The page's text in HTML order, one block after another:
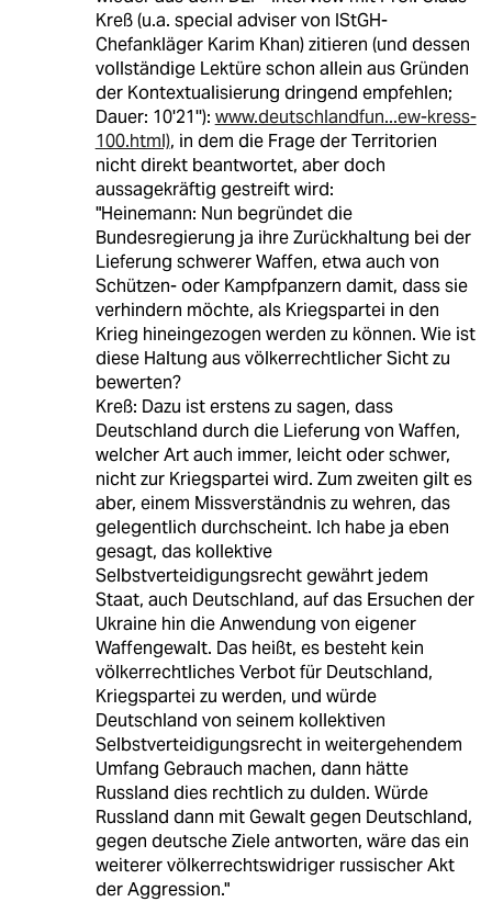
Kreß (u.a. special adviser von IStGH-
Chefankläger Karim Khan) zitieren (und dessen
vollständige Lektüre schon allein aus Gründen
der Kontextualisierung dringend empfehlen;
Dauer: 10'21''): www.deutschlandfun...ew-kress-
100.html), in dem die Frage der Territorien
nicht direkt beantwortet, aber doch
aussagekräftig gestreift wird:
"Heinemann: Nun begründet die
Bundesregierung ja ihre Zurückhaltung bei der
Lieferung schwerer Waffen, etwa auch von
Schützen- oder Kampfpanzern damit, dass sie
verhindern möchte, als Kriegspartei in den
Krieg hineingezogen werden zu können. Wie ist
diese Haltung aus völkerrechtlicher Sicht zu
bewerten?
Kreß: Dazu ist erstens zu sagen, dass
Deutschland durch die Lieferung von Waffen,
welcher Art auch immer, leicht oder schwer,
nicht zur Kriegspartei wird. Zum zweiten gilt es
aber, einem Missverständnis zu wehren, das
gelegentlich durchscheint. Ich habe ja eben
gesagt, das kollektive
Selbstverteidigungsrecht gewährt jedem
Staat, auch Deutschland, auf das Ersuchen der
Ukraine hin die Anwendung von eigener
Waffengewalt. Das heißt, es besteht kein
völkerrechtliches Verbot für Deutschland,
Kriegspartei zu werden, und würde
Deutschland von seinem kollektiven
Selbstverteidigungsrecht in weitergehendem
Umfang Gebrauch machen, dann hätte
Russland dies rechtlich zu dulden. Würde
Russland dann mit Gewalt gegen Deutschland,
gegen deutsche Ziele antworten, wäre das ein
weiterer völkerrechtswidriger russischer Akt
der Aggression."